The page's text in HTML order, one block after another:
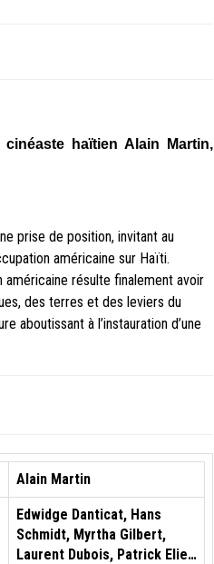
haïtien Alain Martin,
prise de position, invitant au
américaine sur Haïti.
américaine résulte finalement avoir
des terres et des leviers du
aboutissant à l’instauration d’une
Alain Martin
Edwidge Danticat, Hans
Schmidt, Myrtha Gilbert,
Laurent Dubois, Patrick Elie…